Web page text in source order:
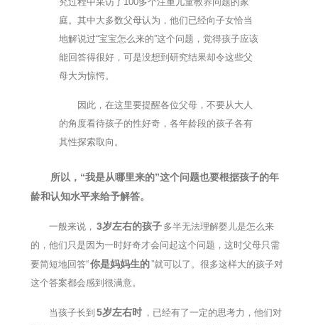
庭。其中大多数父母认为，他们已经向子女恰当
地解说过“宝宝怎么来的”这个问题，觉得孩子应该
能回答得很好，可是没想到研究结果却令这些父
母大为惊愕。
因此，在这里要提醒各位父母，不要从大人
的角度看待孩子的性好奇，各年龄段的孩子各有
其性探索取向。
所以，“我是从哪里来的”这个问题也要根据孩子的年
龄和认知水平来给予解答。
一般来说， 3岁左右的孩子 多半无法理解婴儿是怎么来
的，他们只是因为一时好奇才会问起这个问题，这时父母只需
要简短地回答“你是妈妈生的”就可以了。很多这样大的孩子对
这个答案都会感到很满意。
当孩子长到 5岁左右时 ，已经有了一定的思考力，他们对